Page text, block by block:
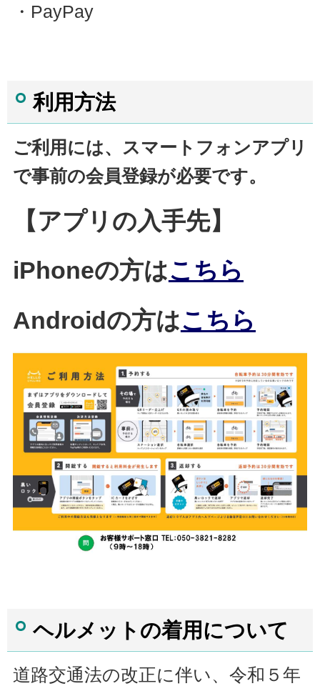
・PayPay
利用方法
ご利用には、スマートフォンアプリ
で事前の会員登録が必要です。
【アプリの入手先】
iPhoneの方はこちら
Androidの方はこちら
ヘルメットの着用について
道路交通法の改正に伴い、令和５年